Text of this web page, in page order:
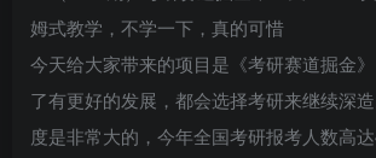
今天给大家带来的项目是《考研赛道掘金
了有更好的发展，都会选择考研来继续深
度是非常大的，今年全国考研报考人数高